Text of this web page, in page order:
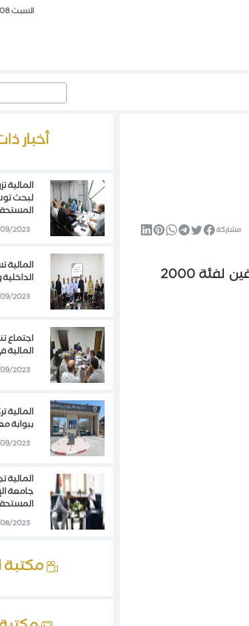
السبت 08، أغسطس، 2026 03:58
Search
for:
مشاركة
اعلنت وزارة المالية ان غدا الاربعاء 17/02/2016 سيتم البدء في صرف رواتب الموظفين لفئة 2000
أخبار
المالية
لبحث
2023
المالية
2023
اجتماع
المالية
2023
المالية
ببوابة
2023
المالية
جامعة
2023
مكتبة